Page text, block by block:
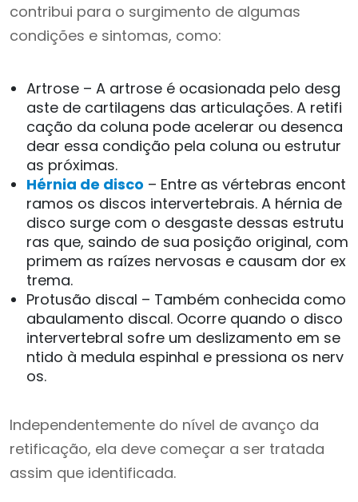
contribui para o surgimento de algumas
condições e sintomas, como:
Artrose – A artrose é ocasionada pelo desg
aste de cartilagens das articulações. A retifi
cação da coluna pode acelerar ou desenca
dear essa condição pela coluna ou estrutur
as próximas.
Hérnia de disco – Entre as vértebras encont
ramos os discos intervertebrais. A hérnia de
disco surge com o desgaste dessas estrutu
ras que, saindo de sua posição original, com
primem as raízes nervosas e causam dor ex
trema.
Protusão discal – Também conhecida como
abaulamento discal. Ocorre quando o disco
intervertebral sofre um deslizamento em se
ntido à medula espinhal e pressiona os nerv
os.
Independentemente do nível de avanço da
retificação, ela deve começar a ser tratada
assim que identificada.